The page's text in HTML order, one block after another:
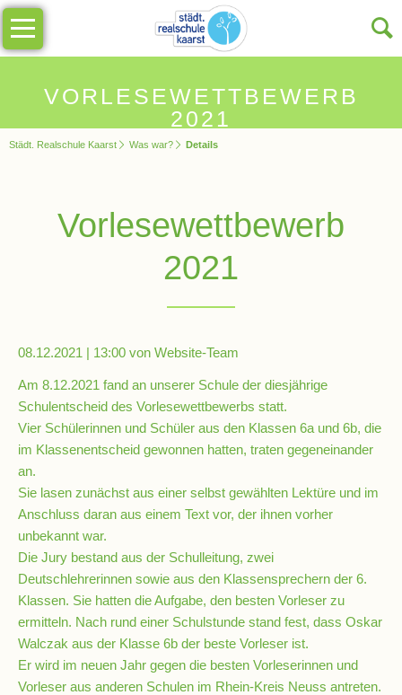
VORLESEWETTBEWERB
2021
Navigation
überspringen
Unsere
Schule
Schulinfos
Allgemeine
Impressionen
Kollegium
Schulsozialarbeit
Hausmeister
Übermittagsbetreuung
Schülervertretung
(SV)
Städt. Realschule Kaarst Was war? Details
Vorlesewettbewerb
2021
08.12.2021 | 13:00 von Website-Team
Am 8.12.2021 fand an unserer Schule der diesjährige
Schulentscheid des Vorlesewettbewerbs statt.
Vier Schülerinnen und Schüler aus den Klassen 6a und 6b, die
im Klassenentscheid gewonnen hatten, traten gegeneinander
an.
Sie lasen zunächst aus einer selbst gewählten Lektüre und im
Anschluss daran aus einem Text vor, der ihnen vorher
unbekannt war.
Die Jury bestand aus der Schulleitung, zwei
Deutschlehrerinnen sowie aus den Klassensprechern der 6.
Klassen. Sie hatten die Aufgabe, den besten Vorleser zu
ermitteln. Nach rund einer Schulstunde stand fest, dass Oskar
Walczak aus der Klasse 6b der beste Vorleser ist.
Er wird im neuen Jahr gegen die besten Vorleserinnen und
Vorleser aus anderen Schulen im Rhein-Kreis Neuss antreten.